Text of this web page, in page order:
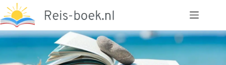
naar
de
inhoud